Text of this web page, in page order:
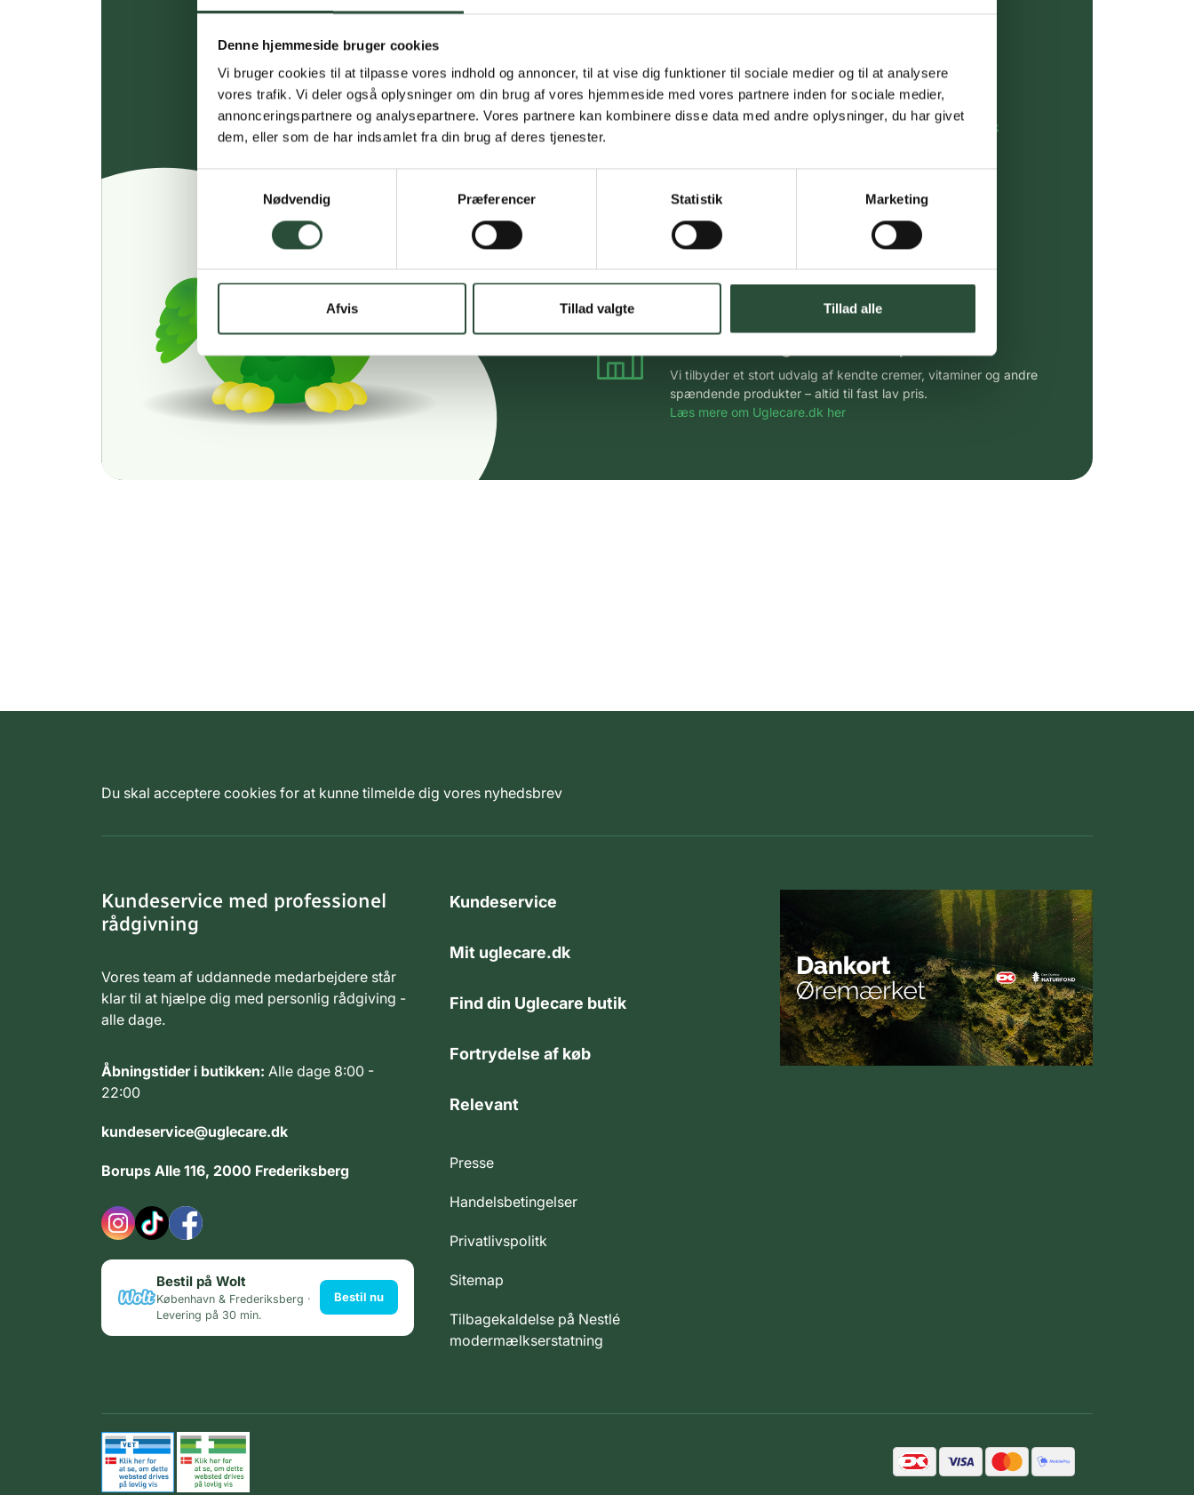
Denne hjemmeside bruger cookies
Vi bruger cookies til at tilpasse vores indhold og annoncer, til at vise dig funktioner til sociale medier og til at analysere
vores trafik. Vi deler også oplysninger om din brug af vores hjemmeside med vores partnere inden for sociale medier,
annonceringspartnere og analysepartnere. Vores partnere kan kombinere disse data med andre oplysninger, du har givet
dem, eller som de har indsamlet fra din brug af deres tjenester.
Nødvendig
Præferencer Statistik Marketing
Afvis Tillad valgte Tillad alle
Gratis fragt over 349 kr.
Personlig rådgivning
Få hjælp til din webordre på: kundeservice@uglecare.dk
Hurtigt leveringen via GLS, og DAO
Faste lave priser*
Stort udvalg af kendte produkter
Vi tilbyder et stort udvalg af kendte cremer, vitaminer og andre
spændende produkter – altid til fast lav pris.
Læs mere om Uglecare.dk her
Du skal acceptere cookies for at kunne tilmelde dig vores nyhedsbrev
Kundeservice med professionel
rådgivning
Vores team af uddannede medarbejdere står
klar til at hjælpe dig med personlig rådgiving -
alle dage.
Åbningstider i butikken: Alle dage 8:00 -
22:00
kundeservice@uglecare.dk
Borups Alle 116, 2000 Frederiksberg
Bestil på Wolt
København & Frederiksberg ·
Levering på 30 min.
Bestil nu
Kundeservice
Mit uglecare.dk
Find din Uglecare butik
Fortrydelse af køb
Relevant
Presse
Handelsbetingelser
Privatlivspolitk
Sitemap
Tilbagekaldelse på Nestlé
modermælkserstatning